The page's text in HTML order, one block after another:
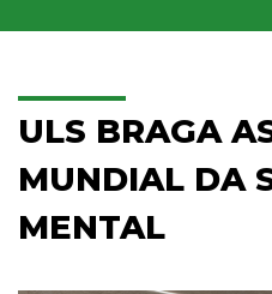
ULS BRAGA
MUNDIAL DA
MENTAL